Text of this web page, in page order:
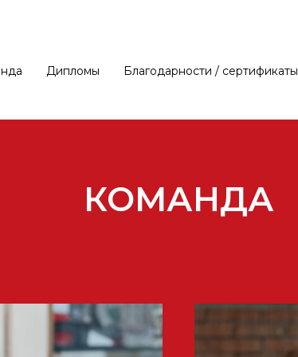
Дипломы Благодарности / сертификаты
КОМАНДА